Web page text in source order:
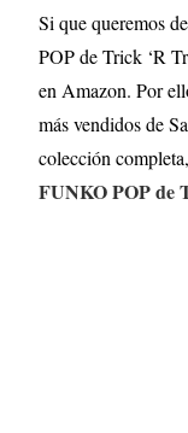
Si que queremos
POP de Trick ‘R
en Amazon. Por
más vendidos de
colección
FUNKO POP de